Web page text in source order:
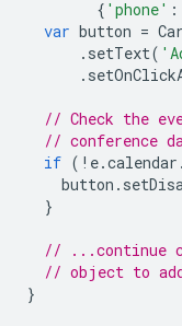
{ 'phone' :
var button =
. setText(
.
// Check the
// conference
if ( ! e.calendar .
button .
}
// ...continue
// object to
}